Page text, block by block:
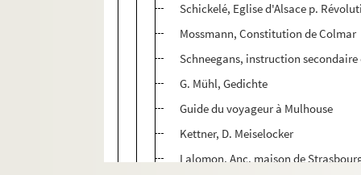
Schickelé, Eglise d'Alsace p.
Mossmann, Constitution de Colmar
Schneegans, instruction secondaire
G. Mühl, Gedichte
Guide du voyageur à Mulhouse
Kettner, D. Meiselocker
Lalomon, Anc. maison de